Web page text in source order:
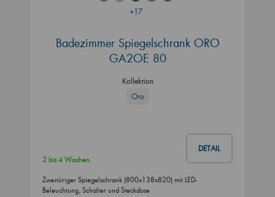
+17
Badezimmer Spiegelschrank ORO
GA2OE 80
Kollektion
Oro
DETAIL
2 bis 4 Wochen
Zweitüriger Spiegelschrank (800x138x820) mit LED-
Beleuchtung, Schalter und Steckdose